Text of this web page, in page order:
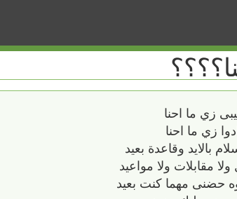
زي ما احنا
زي ما احنا
بالايد وقاعدة بعيد
مقابلات ولا مواعيد
حضنى مهما كنت بعيد